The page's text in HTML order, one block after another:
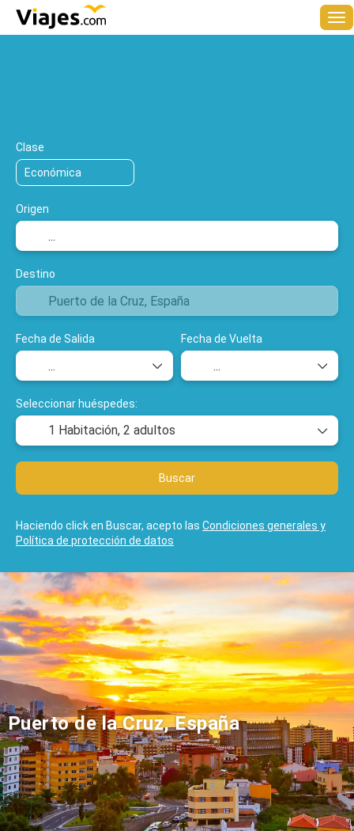
Puerto de la Cruz, España
Clase
Origen
Destino
Fecha de Salida Fecha de Vuelta
Seleccionar huéspedes:
1 Habitación, 2 adultos
Buscar
Haciendo click en Buscar, acepto las Condiciones generales y
Política de protección de datos